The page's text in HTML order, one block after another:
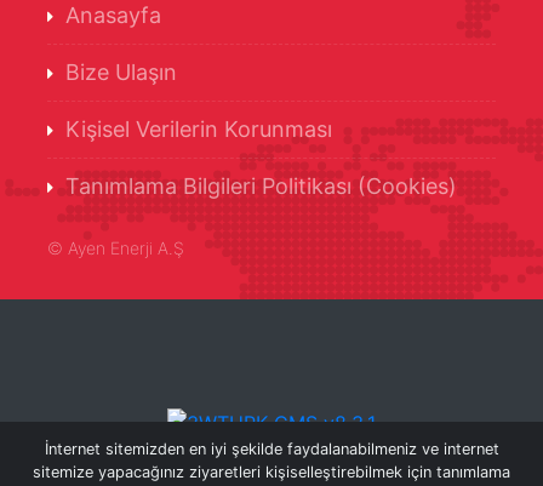
İnternet sitemizden en iyi şekilde faydalanabilmeniz ve internet
sitemize yapacağınız ziyaretleri kişiselleştirebilmek için tanımlama
Anasayfa
Bize Ulaşın
Kişisel Verilerin Korunması
Tanımlama Bilgileri Politikası (Cookies)
© Ayen Enerji A.Ş